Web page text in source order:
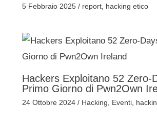
5 Febbraio 2025 / report, hacking etico
Hackers Exploitano 52 Zero-
Primo Giorno di Pwn2Own
24 Ottobre 2024 / Hacking Eventi,